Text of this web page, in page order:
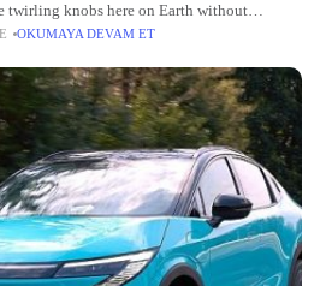
twirling knobs here on Earth without
it. Mars once
OKUMAYA DEVAM ET